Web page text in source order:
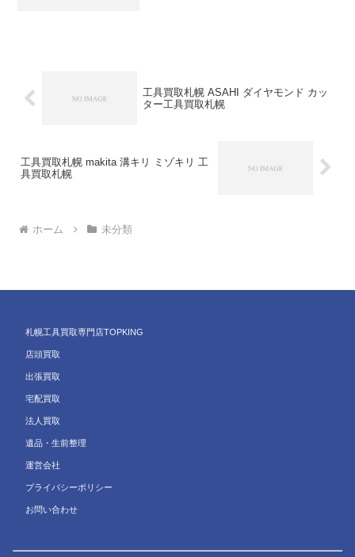
工具買取札幌 ASAHI ダイヤモンド カッ
ター工具買取札幌
工具買取札幌 makita 溝キリ ミゾキリ 工
具買取札幌
ホーム 未分類
札幌工具買取専門店TOPKING
店頭買取
出張買取
宅配買取
法人買取
遺品・生前整理
運営会社
プライバシーポリシー
お問い合わせ